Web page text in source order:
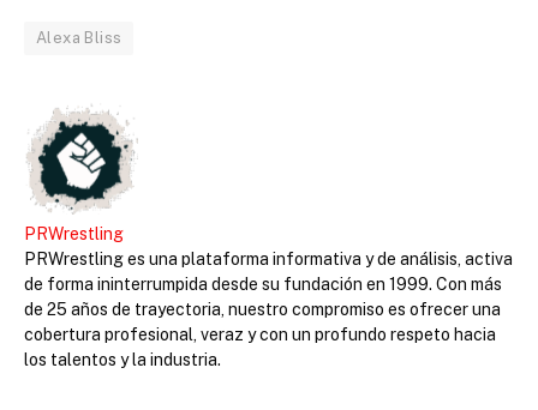
Alexa Bliss
PRWrestling
PRWrestling es una plataforma informativa y de análisis, activa
de forma ininterrumpida desde su fundación en 1999. Con más
de 25 años de trayectoria, nuestro compromiso es ofrecer una
cobertura profesional, veraz y con un profundo respeto hacia
los talentos y la industria.